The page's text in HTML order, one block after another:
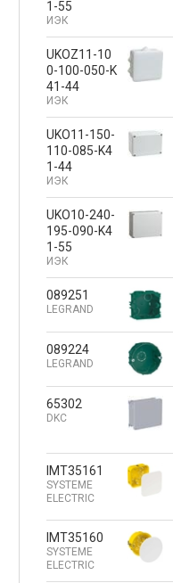
1-55
ИЭК
UKOZ11-10
0-100-050-K
41-44
ИЭК
UKO11-150-
110-085-K4
1-44
ИЭК
UKO10-240-
195-090-K4
1-55
ИЭК
089251
LEGRAND
089224
LEGRAND
65302
DKC
IMT35161
SYSTEME
ELECTRIC
IMT35160
SYSTEME
ELECTRIC